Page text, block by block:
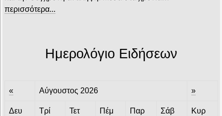
περισσότερα...
Ημερολόγιο Ειδήσεων
« Αύγουστος 2026 »
Δευ Τρί Τετ Πέμ Παρ Σάβ Κυρ